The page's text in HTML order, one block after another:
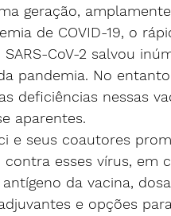
geração,
de COVID-19, o
CoV-2 salvou
pandemia. No
deficiências nessas
aparentes.
e seus coautores
contra esses vírus, em
da vacina,
e opções